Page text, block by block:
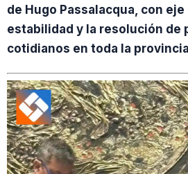
de Hugo Passalacqua, con
estabilidad y la resolución de
cotidianos en toda la